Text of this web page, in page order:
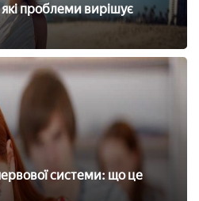
проблеми вирішує
системи: що це